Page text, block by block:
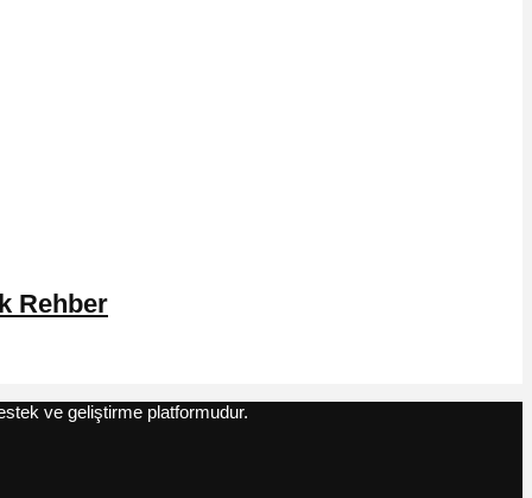
Rehber
ve geliştirme platformudur.